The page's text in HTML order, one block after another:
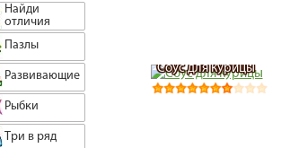
Найди
отличия
Пазлы
Развивающие
Рыбки
Три в ряд
Соус для курицы